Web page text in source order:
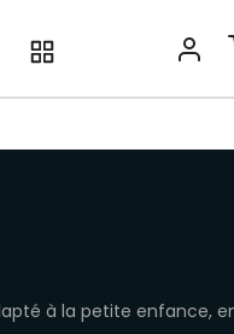
à la petite enfance,